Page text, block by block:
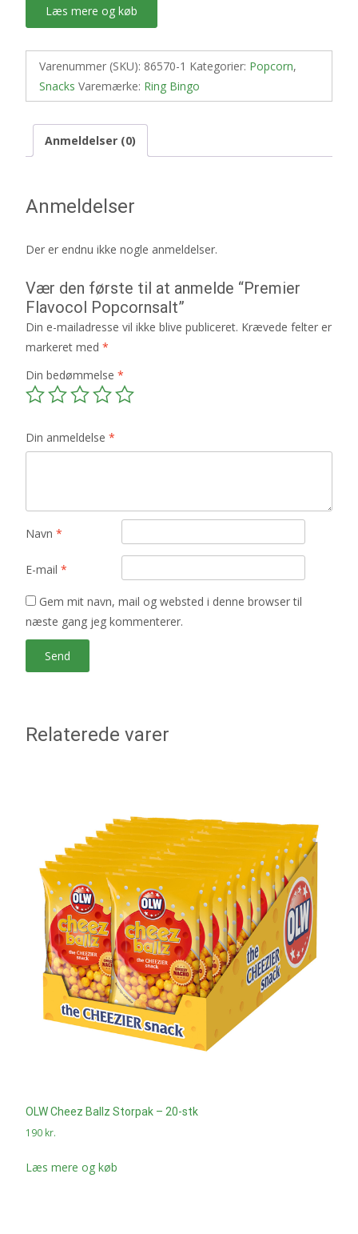
Læs mere og køb
Varenummer (SKU): 86570-1 Kategorier: Popcorn,
Snacks Varemærke: Ring Bingo
Anmeldelser (0)
Anmeldelser
Der er endnu ikke nogle anmeldelser.
Vær den første til at anmelde “Premier
Flavocol Popcornsalt”
Din e-mailadresse vil ikke blive publiceret. Krævede felter er
markeret med *
Din bedømmelse *
Din anmeldelse *
Navn *
E-mail *
Gem mit navn, mail og websted i denne browser til
næste gang jeg kommenterer.
Relaterede varer
OLW Cheez Ballz Storpak – 20-stk
190 kr.
Læs mere og køb